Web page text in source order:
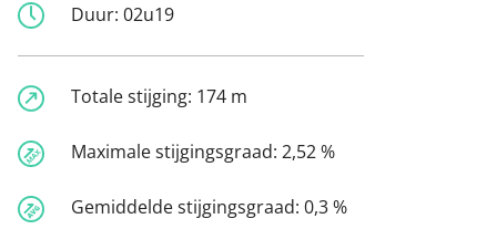
Duur: 02u19
Totale stijging: 174 m
Maximale stijgingsgraad: 2,52 %
Gemiddelde stijgingsgraad: 0,3 %